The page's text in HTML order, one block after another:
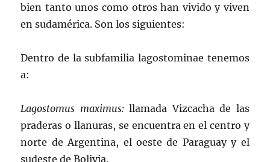
bien tanto unos como otros han vivido y viven
en sudamérica. Son los siguientes:
Dentro de la subfamilia lagostominae tenemos
a:
Lagostomus maximus: llamada Vizcacha de las
praderas o llanuras, se encuentra en el centro y
norte de Argentina, el oeste de Paraguay y el
sudeste de Bolivia.